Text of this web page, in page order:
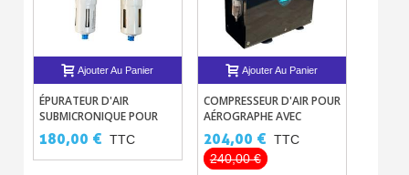
Ajouter Au Panier
ÉPURATEUR D'AIR
SUBMICRONIQUE POUR
AIR COMPRIMÉ KMA
180,00 € TTC
Ajouter Au Panier
COMPRESSEUR D'AIR POUR
AÉROGRAPHE AVEC
RÉSERVOIR 3 LITRES – 20-
24 LITRE/MIN
204,00 € TTC
240,00 €